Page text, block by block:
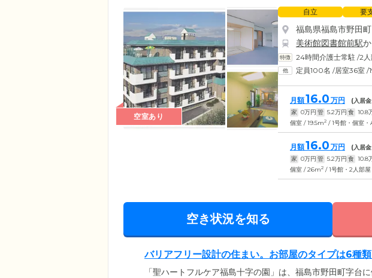
空室あり
自立 要
福島県福島市野田
美術館図書館前駅
24時間介護士常駐 /2
定員100名 /居室36室 /
月額16.0 万円 (入居
家 0万円 管 5.2万円 食 10.8
個室 / 19.5m2 / 1号館・個室
月額16.0 万円 (入居
家 0万円 管 5.2万円 食 10.8
個室 / 26m2 / 1号館・2人部
空き状況を知る
バリアフリー設計の住まい。お部屋のタイプは6種
「聖ハートフルケア福島十字の園」は、福島市野田町字台